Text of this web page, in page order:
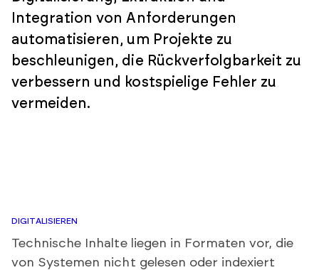
Integration von Anforderungen
automatisieren, um Projekte zu
beschleunigen, die Rückverfolgbarkeit zu
verbessern und kostspielige Fehler zu
vermeiden.
DIGITALISIEREN
Technische Inhalte liegen in Formaten vor, die
von Systemen nicht gelesen oder indexiert